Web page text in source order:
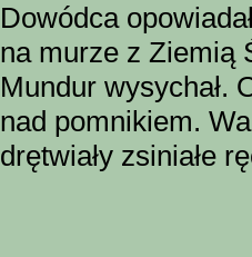
Dowódca
na murze z Ziemią
Mundur wysychał.
nad pomnikiem.
drętwiały zsiniałe